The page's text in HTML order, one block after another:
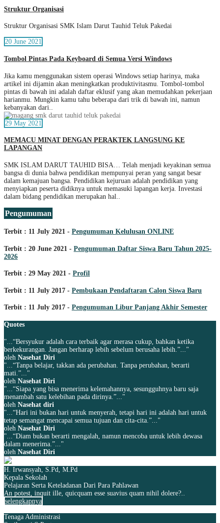
Struktur Organisasi
Struktur Organisasi SMK Islam Darut Tauhid Teluk Pakedai
20 June 2021
Tombol Pintas Pada Keyboard di Semua Versi Windows
Jika kamu menggunakan sistem operasi Windows setiap harinya, maka
artikel ini dijamin akan meningkatkan produktivitasmu. Tombol-tombol
pintas di bawah ini adalah daftar eklusif yang akan memudahkan pekerjaan
harianmu. Mungkin kamu tahu beberapa dari trik di bawah ini, namun
kebanyakan dari..
29 May 2021
MEMACU MINAT DENGAN PERAKTEK LANGSUNG KE
LAPANGAN
SMK ISLAM DARUT TAUHID BISA… Telah menjadi keyakinan semua
bangsa di dunia bahwa pendidikan mempunyai peran yang sangat besar
dalam kemajuan bangsa. Pendidikan kejuruan adalah pendidikan yang
menyiapkan peserta didiknya untuk memasuki lapangan kerja. Investasi
dalam bidang pendidikan merupakan hal..
Pengumuman
Terbit : 11 July 2021 - Pengumuman Kelulusan ONLINE
Terbit : 20 June 2021 - Pengumuman Daftar Siswa Baru Tahun 2025-
2026
Terbit : 29 May 2021 - Profil
Terbit : 11 July 2017 - Pembukaan Pendaftaran Calon Siswa Baru
Terbit : 11 July 2017 - Pengumuman Libur Panjang Akhir Semester
Quotes
"...“Bersyukur adalah cara terbaik agar merasa cukup, bahkan ketika
berkekurangan. Jangan berharap lebih sebelum berusaha lebih.”..."
oleh Nasehat Diri
"...“Tanpa belajar, takkan ada perubahan. Tanpa perubahan, berarti
mati.”..."
oleh Nasehat Diri
"...“Siapa yang bisa menerima kelemahannya, sesungguhnya baru saja
menambah satu kelebihan pada dirinya.”..."
oleh Nasehat diri
"...“Hari ini bukan hari untuk menyerah, tetapi hari ini adalah hari untuk
tetap semangat mencapai semua tujuan dan cita-cita.”..."
oleh Nasehat Diri
"...“Diam bukan berarti mengalah, namun mencoba untuk lebih dewasa
dalam menerima.”..."
oleh Nasehat Diri
H. Irwansyah, S.Pd, M.Pd
Kepala Sekolah
Pelajaran Serta Keteladanan Dari Para Pahlawan
An potest, inquit ille, quicquam esse suavius quam nihil dolere?..
selengkapnya
Tenaga Administrasi